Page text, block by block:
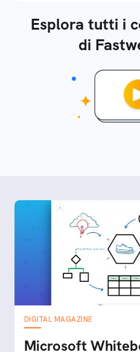
Esplora tutti i
di
DIGITAL MAGAZINE
Microsoft